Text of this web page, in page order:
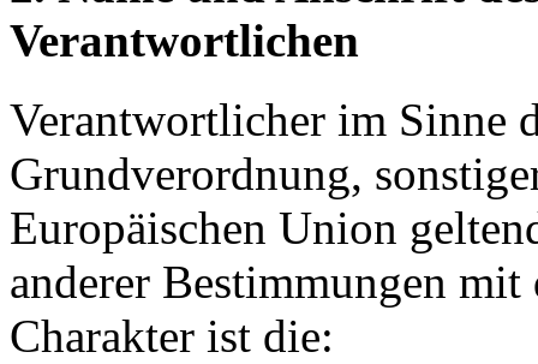
Verantwortlichen
Verantwortlicher im Sinne
Grundverordnung,
Europäischen Union
anderer Bestimmungen
Charakter ist die: